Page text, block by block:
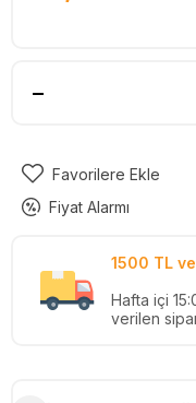
Favorilere Ekle
Fiyat Alarmı
1500 TL
Hafta içi
verilen